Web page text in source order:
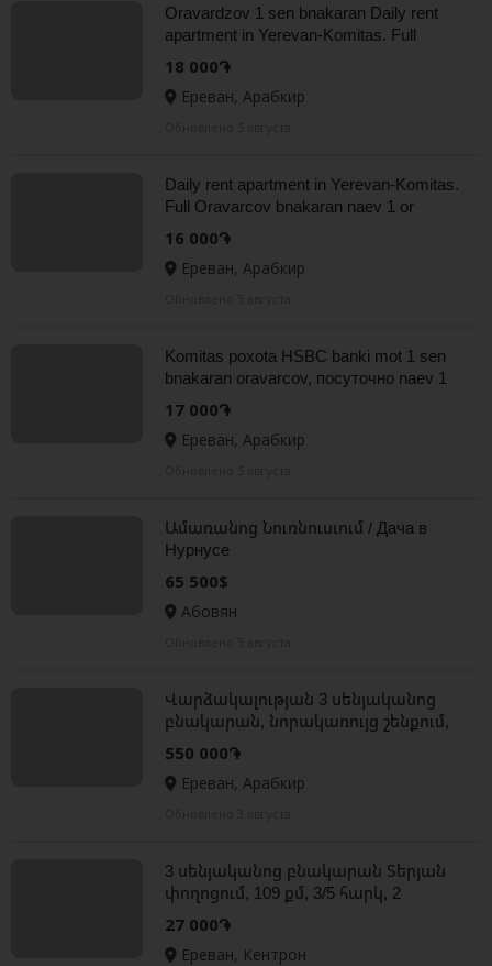
Oravardzov 1 sen bnakaran Daily rent
apartment in Yerevan-Komitas. Full
18 000֏
Ереван, Арабкир
Daily rent apartment in Yerevan-Komitas.
Full Oravarcov bnakaran naev 1 or
16 000֏
Ереван, Арабкир
Komitas poxota HSBC banki mot 1 sen
bnakaran oravarcov, посуточно naev 1
or
17 000֏
Ереван, Арабкир
Ամառանոց Նուռնուսւում / Дача в
Нурнусе
65 500$
Абовян
Վարձակալության 3 սենյականոց
բնակարան, նորակառույց շենքում,
Երազ Թաղամաս
550 000֏
Ереван, Арабкир
3 սենյականոց բնակարան Տերյան
փողոցում, 109 քմ, 3/5 հարկ, 2
սանհանգույց, բարձր առաստաղներ
27 000֏
Ереван, Кентрон